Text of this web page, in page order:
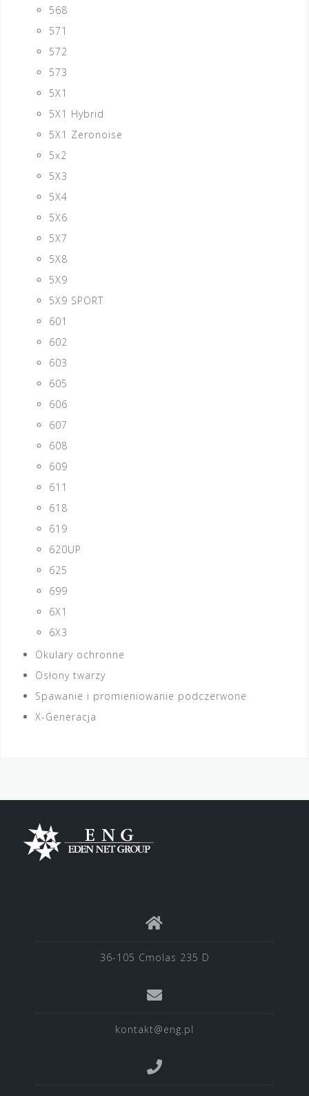
568
571
572
573
5X1
5X1 Hybrid
5X1 Zeronoise
5x2
5X3
5X4
5X6
5X7
5X8
5X9
5X9 SPORT
601
602
603
605
606
607
608
609
611
618
619
620UP
625
699
6X1
6X3
Okulary ochronne
Osłony twarzy
Spawanie i promieniowanie podczerwone
X-Generacja
36-105 Cmolas 235 D
kontakt@eng.pl